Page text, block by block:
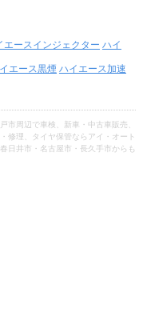
エースインジェクター ハイ
エース黒煙 ハイエース加速
市周辺で車検、新車・中古車販売、
修理、タイヤ保管ならアイ・オート
日井市・名古屋市・長久手市からも